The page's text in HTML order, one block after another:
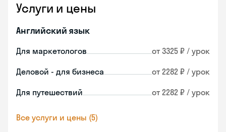
Услуги и цены
Английский язык
Для маркетологов от 3325 ₽ / урок
Деловой - для бизнеса от 2282 ₽ / урок
Для путешествий от 2282 ₽ / урок
Все услуги и цены (5)